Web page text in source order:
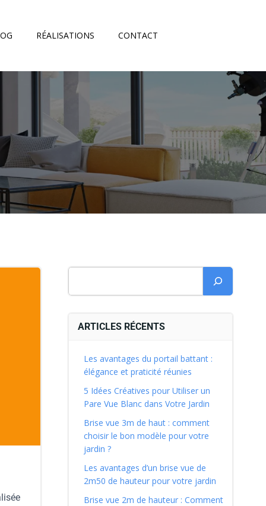
RÉALISATIONS CONTACT
ARTICLES RÉCENTS
Les avantages du portail battant :
élégance et praticité réunies
5 Idées Créatives pour Utiliser un
Pare Vue Blanc dans Votre Jardin
Brise vue 3m de haut : comment
choisir le bon modèle pour votre
jardin ?
Les avantages d’un brise vue de
2m50 de hauteur pour votre jardin
Brise vue 2m de hauteur : Comment